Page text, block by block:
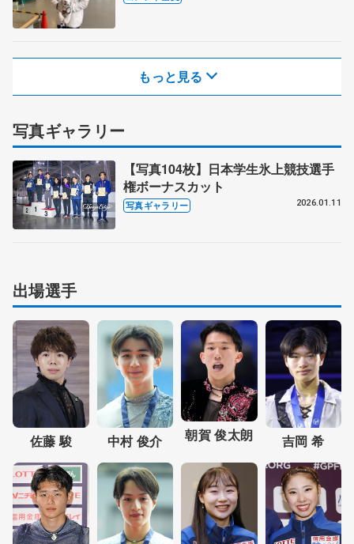
もっと見る
写真ギャラリー
【写真104枚】日本学生氷上競技選手
権ボーナスカット
写真ギャラリー 2026.01.11
出場選手
佐藤 駿 中村 俊介 朝賀 俊太朗 吉岡 希